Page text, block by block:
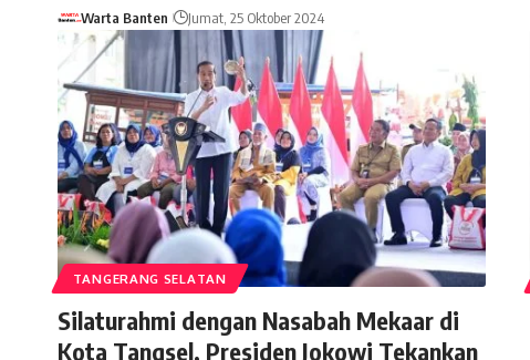
Warta Banten Jumat, 25 Oktober 2024
TANGERANG SELATAN
Silaturahmi dengan Nasabah Mekaar di
Kota Tangsel, Presiden Jokowi Tekankan